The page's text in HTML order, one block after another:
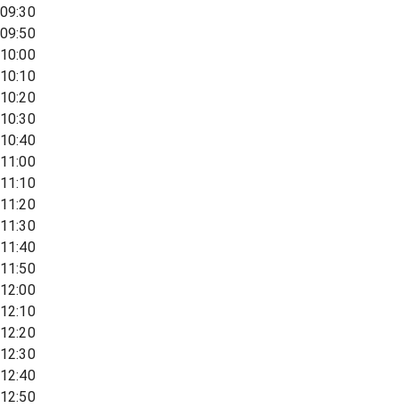
09:30
09:50
10:00
10:10
10:20
10:30
10:40
11:00
11:10
11:20
11:30
11:40
11:50
12:00
12:10
12:20
12:30
12:40
12:50